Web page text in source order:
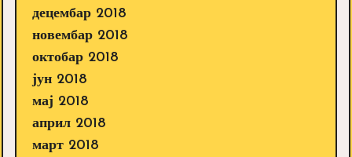
децембар 2018
новембар 2018
октобар 2018
јун 2018
мај 2018
април 2018
март 2018